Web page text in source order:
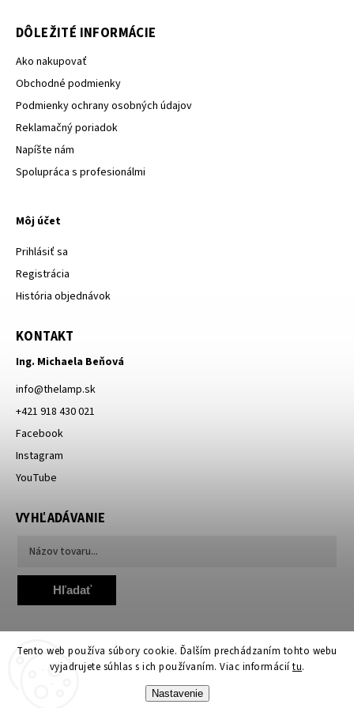
Tento web používa súbory cookie. Ďalším prechádzaním tohto webu
vyjadrujete súhlas s ich používaním. Viac informáciítu.
Nastavenie
DÔLEŽITÉ INFORMÁCIE
Ako nakupovať
Obchodné podmienky
Podmienky ochrany osobných údajov
Reklamačný poriadok
Napíšte nám
Spolupráca s profesionálmi
Môj účet
Prihlásiť sa
Registrácia
História objednávok
KONTAKT
Ing. Michaela Beňová
info@thelamp.sk
+421 918 430 021
Facebook
Instagram
YouTube
VYHĽADÁVANIE
Hľadať
TheLamp.sk. Všetky práva vyhradené.